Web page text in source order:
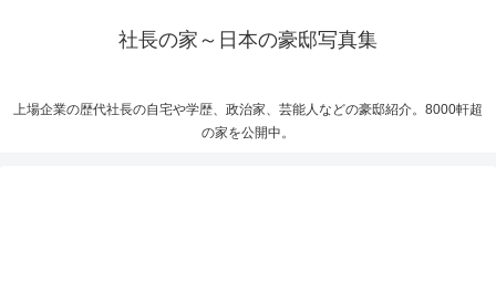
社長の家～日本の豪邸写真集
上場企業の歴代社長の自宅や学歴、政治家、芸能人などの豪邸紹介。8000軒超
の家を公開中。